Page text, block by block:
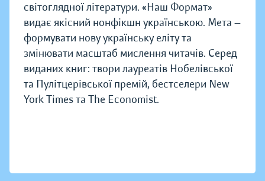
світоглядної літератури. «Наш Формат»
видає якісний нонфікшн українською. Мета —
формувати нову українську еліту та
змінювати масштаб мислення читачів. Серед
виданих книг: твори лауреатів Нобелівської
та Пулітцерівської премій, бестселери New
York Times та The Economist.